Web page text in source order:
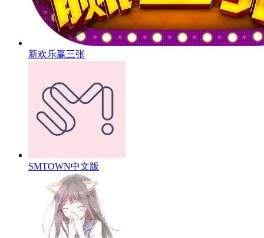
新欢乐赢三张
SMTOWN中文版